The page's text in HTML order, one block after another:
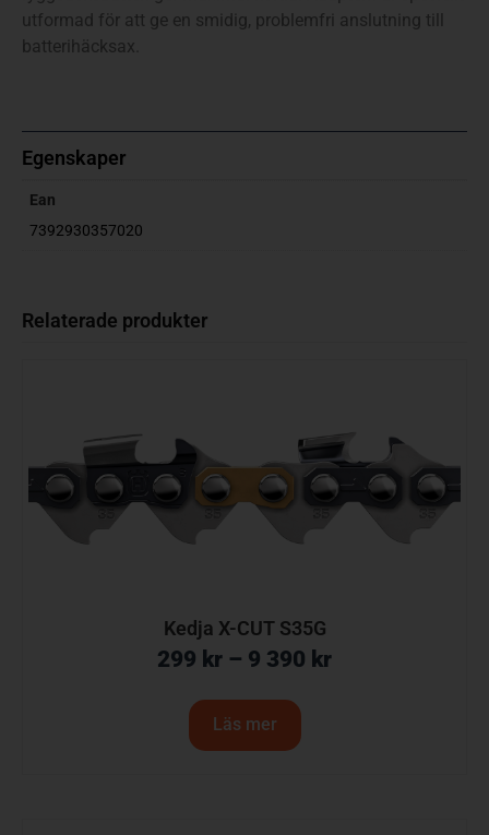
utformad för att ge en smidig, problemfri anslutning till
batterihäcksax.
Egenskaper
Ean
7392930357020
Relaterade produkter
Kedja X-CUT S35G
299 kr – 9 390 kr
Läs mer